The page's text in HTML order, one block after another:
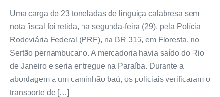
Uma carga de 23 toneladas de linguiça calabresa sem
nota fiscal foi retida, na segunda-feira (29), pela Polícia
Rodoviária Federal (PRF), na BR 316, em Floresta, no
Sertão pernambucano. A mercadoria havia saído do Rio
de Janeiro e seria entregue na Paraíba. Durante a
abordagem a um caminhão baú, os policiais verificaram o
transporte de […]